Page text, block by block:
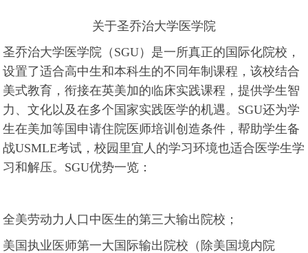
关于圣乔治大学医学院
圣乔治大学医学院（SGU）是一所真正的国际化院校，
设置了适合高中生和本科生的不同年制课程，该校结合
美式教育，衔接在英美加的临床实践课程，提供学生智
力、文化以及在多个国家实践医学的机遇。SGU还为学
生在美加等国申请住院医师培训创造条件，帮助学生备
战USMLE考试，校园里宜人的学习环境也适合医学生学
习和解压。SGU优势一览：
全美劳动力人口中医生的第三大输出院校；
美国执业医师第一大国际输出院校（除美国境内院